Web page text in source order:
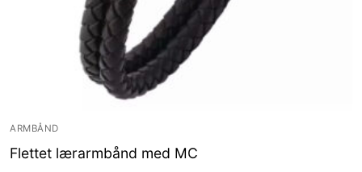
ARMBÅND
Flettet lærarmbånd med MC